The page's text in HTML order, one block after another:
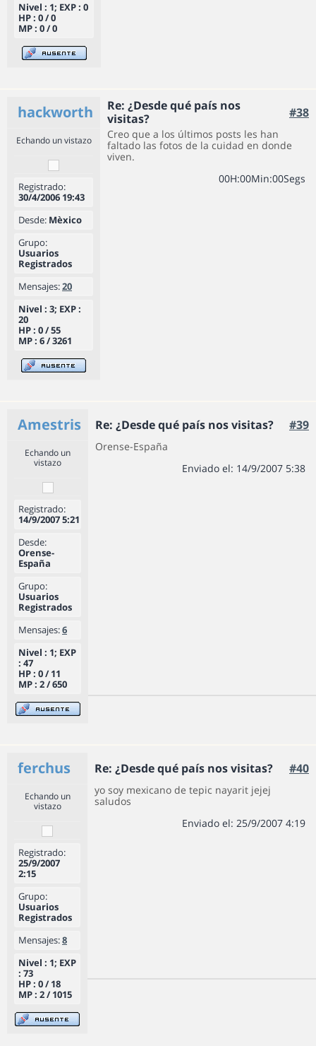
Nivel : 1; EXP : 0
HP : 0 / 0
MP : 0 / 0
hackworth
Re: ¿Desde qué país nos
visitas?
#38
Echando un vistazo
Registrado:
30/4/2006 19:43
Desde: Mèxico
Grupo:
Usuarios
Registrados
Mensajes:20
Nivel : 3; EXP :
20
HP : 0 / 55
MP : 6 / 3261
Creo que a los últimos posts les han
faltado las fotos de la cuidad en donde
viven.
00H:00Min:00Segs
Amestris Re: ¿Desde qué país nos visitas? #39
Echando un
vistazo
Registrado:
14/9/2007 5:21
Desde:
Orense-
España
Grupo:
Usuarios
Registrados
Mensajes:6
Nivel : 1; EXP
: 47
HP : 0 / 11
MP : 2 / 650
Orense-España
Enviado el: 14/9/2007 5:38
ferchus Re: ¿Desde qué país nos visitas? #40
Echando un
vistazo
Registrado:
25/9/2007
2:15
Grupo:
Usuarios
Registrados
Mensajes:8
Nivel : 1; EXP
: 73
HP : 0 / 18
MP : 2 / 1015
yo soy mexicano de tepic nayarit jejej
saludos
Enviado el: 25/9/2007 4:19